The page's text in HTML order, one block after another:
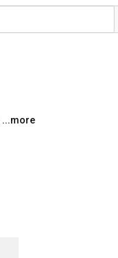
...more